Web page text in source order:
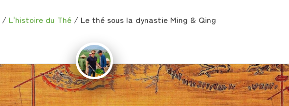
/ L'histoire du Thé / Le thé sous la dynastie Ming & Qing